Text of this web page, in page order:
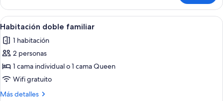
doble
Deluxe
Abrir
todas
las
fotos
de
Habitación
doble
Un dormitorio con una cama, dos
2
Habitación doble familiar
1 habitación
2 personas
1 cama individual o 1 cama Queen
Wifi gratuito
Más detalles
Más